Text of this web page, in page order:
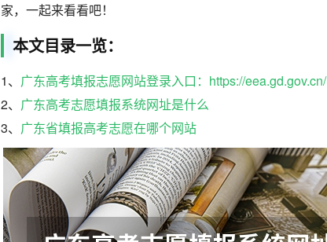
家，一起来看看吧！
本文目录一览：
1、 广东高考填报志愿网站登录入口：https://eea.gd.gov.cn/
2、 广东高考志愿填报系统网址是什么
3、 广东省填报高考志愿在哪个网站